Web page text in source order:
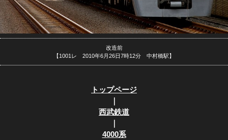
改造前
【1001レ 2010年6月26日7時12分 中村橋駅】
トップページ
｜
西武鉄道
｜
4000系